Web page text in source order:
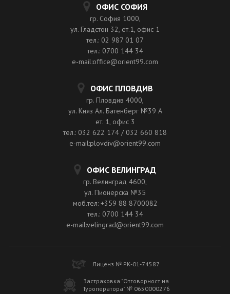
ОФИС СОФИЯ
гр. София 1000,
ул. Гладстон 32, ет.1, офис 1
тел.: 02 987 01 07
тел.: 0700 144 34
e-mail:office@orient99.com
ОФИС ПЛОВДИВ
гр. Пловдив 4000,
ул. Княз Ал. Батенберг №39 A
ет. 1, офис 3
тел.: 032 622 174 / 032 660 818
e-mail:plovdiv@orient99.com
ОФИС ВЕЛИНГРАД
гр. Велинград 4600,
ул. Пионерска №35
моб.тел: +359 88 8700082
тел.: 0700 144 34
e-mail:velingrad@orient99.com
Лиценз № РК-01-74587
Застраховка "Отговорност на
Туроператора" № 0650000276